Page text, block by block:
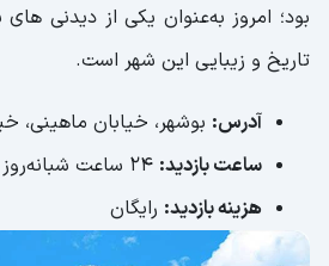
ساحل
دهکده گردشگری پازارگاد؛ تفریح
مجموعه تفریحی رافائل؛ یک اثر
مدرسه گلستان؛ نشانه‌ای از
مدرسه سعادت؛ پنجمین مدرسه
تالاب حله؛ بهشت گیاهان و
بود؛ امروز به‌عنوان یکی از دیدنی های
تاریخ و زیبایی این شهر است.
آدرس: بوشهر، خیابان ماهینی،
ساعت بازدید:
هزینه بازدید: رایگان